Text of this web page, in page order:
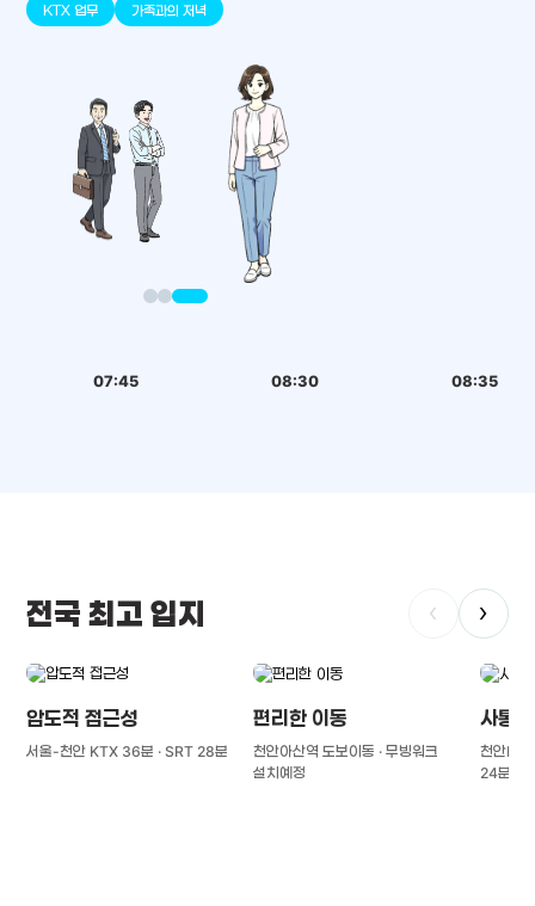
KTX 업무 가족과의 저녁
07:45 08:30 08:35
전국 최고 입지 ‹ ›
압도적 접근성
서울-천안 KTX 36분 · SRT 28분
편리한 이동
천안아산역 도보이동 · 무빙워크
설치예정
사통
천안IC(
24분